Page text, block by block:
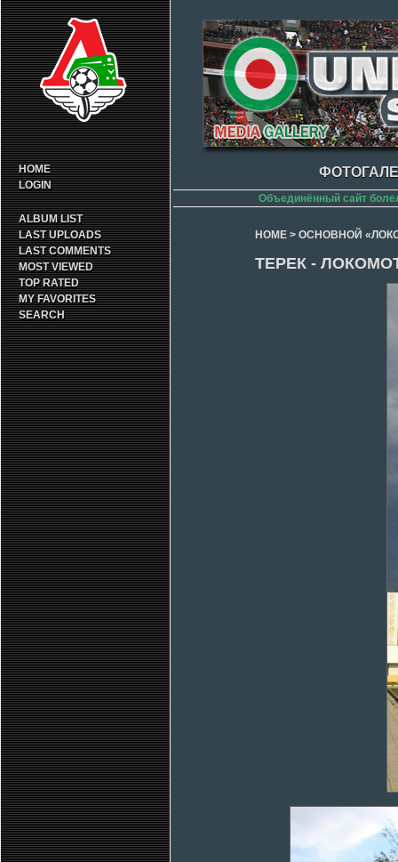
HOME
LOGIN
ALBUM LIST
LAST UPLOADS
LAST COMMENTS
MOST VIEWED
TOP RATED
MY FAVORITES
SEARCH
Объединённый сайт
HOME> ОСНОВНОЙ
ТЕРЕК -